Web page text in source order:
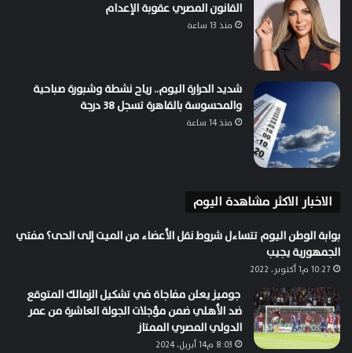
القانون المصري عقوبة الإعدام
منذ 13 ساعة
شديد الحرارة اليوم.. رياح نشطة وشبورة صباحية
والمحسوسة بالقاهرة تسجل 38 درجة
منذ 14 ساعة
الاخبار الاكثر مشاهدة اليوم
بوابة الوطن اليوم تتساءل شروط نقل الأعضاء من الميت إلى الحى؟ مفتي
الجمهورية يجيب
10:27 م1 أكتوبر، 2022
جوميز يعلن مفاجاة في تشكيل الزمالك المتوقع
ضد الأهلي ضمن مؤجلات الجولة العاشرة من عمر
الدولي المصري الممتاز
8:03 م14 أبريل، 2024